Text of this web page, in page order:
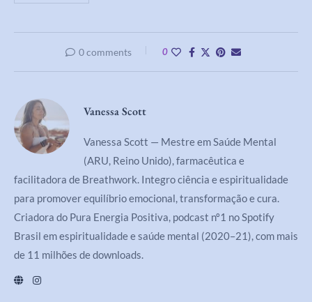
0 comments 0
Vanessa Scott
Vanessa Scott — Mestre em Saúde Mental
(ARU, Reino Unido), farmacêutica e
facilitadora de Breathwork. Integro ciência e espiritualidade
para promover equilíbrio emocional, transformação e cura.
Criadora do Pura Energia Positiva, podcast nº1 no Spotify
Brasil em espiritualidade e saúde mental (2020–21), com mais
de 11 milhões de downloads.